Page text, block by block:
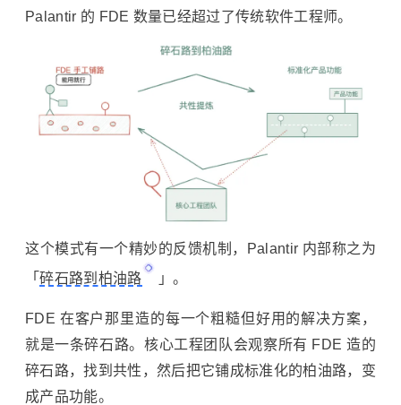
Palantir 的 FDE 数量已经超过了传统软件工程师。
这个模式有一个精妙的反馈机制，Palantir 内部称之为
「碎石路到柏油路 」。
FDE 在客户那里造的每一个粗糙但好用的解决方案，
就是一条碎石路。核心工程团队会观察所有 FDE 造的
碎石路，找到共性，然后把它铺成标准化的柏油路，变
成产品功能。